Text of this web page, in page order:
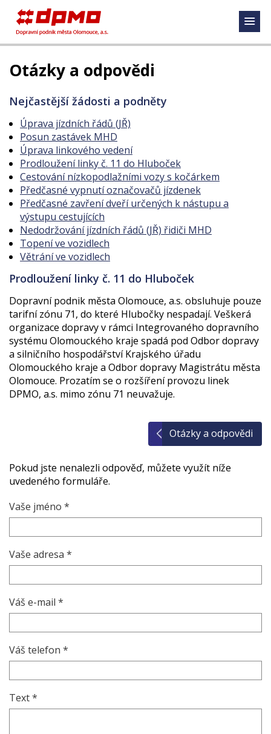
Otázky a odpovědi
Nejčastější žádosti a podněty
Úprava jízdních řádů (JŘ)
Posun zastávek MHD
Úprava linkového vedení
Prodloužení linky č. 11 do Hluboček
Cestování nízkopodlažními vozy s kočárkem
Předčasné vypnutí označovačů jízdenek
Předčasné zavření dveří určených k nástupu a
výstupu cestujících
Nedodržování jízdních řádů (JŘ) řidiči MHD
Topení ve vozidlech
Větrání ve vozidlech
Prodloužení linky č. 11 do Hluboček
Dopravní podnik města Olomouce, a.s. obsluhuje pouze
tarifní zónu 71, do které Hlubočky nespadají. Veškerá
organizace dopravy v rámci Integrovaného dopravního
systému Olomouckého kraje spadá pod Odbor dopravy
a silničního hospodářství Krajského úřadu
Olomouckého kraje a Odbor dopravy Magistrátu města
Olomouce. Prozatím se o rozšíření provozu linek
DPMO, a.s. mimo zónu 71 neuvažuje.
Otázky a odpovědi
Pokud jste nenalezli odpověď, můžete využít níže
uvedeného formuláře.
Vaše jméno *
Vaše adresa *
Váš e-mail *
Váš telefon *
Text *